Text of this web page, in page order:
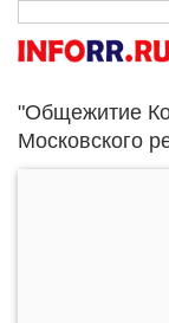
"Общежитие
Московского